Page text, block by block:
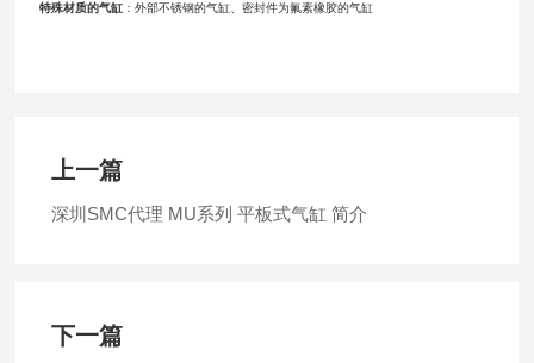
特殊材质的气缸 ：外部不锈钢的气缸、密封件为氟素橡胶的气缸
上一篇
深圳SMC代理 MU系列 平板式气缸 简介
下一篇